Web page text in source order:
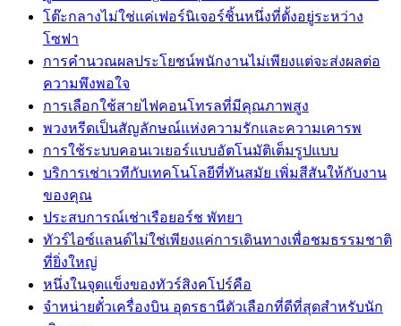
โต๊ะกลางไม่ใช่แค่เฟอร์นิเจอร์ชิ้นหนึ่งที่ตั้งอยู่ระหว่าง
โซฟา
การคำนวณผลประโยชน์พนักงานไม่เพียงแต่จะส่งผลต่อ
ความพึงพอใจ
การเลือกใช้สายไฟคอนโทรลที่มีคุณภาพสูง
พวงหรีดเป็นสัญลักษณ์แห่งความรักและความเคารพ
การใช้ระบบคอนเวเยอร์แบบอัตโนมัติเต็มรูปแบบ
บริการเช่าเวทีกับเทคโนโลยีที่ทันสมัย เพิ่มสีสันให้กับงาน
ของคุณ
ประสบการณ์เช่าเรือยอร์ช พัทยา
ทัวร์ไอซ์แลนด์ไม่ใช่เพียงแค่การเดินทางเพื่อชมธรรมชาติ
ที่ยิ่งใหญ่
หนึ่งในจุดแข็งของทัวร์สิงคโปร์คือ
จำหน่ายตั๋วเครื่องบิน อุดรธานีตัวเลือกที่ดีที่สุดสำหรับนัก